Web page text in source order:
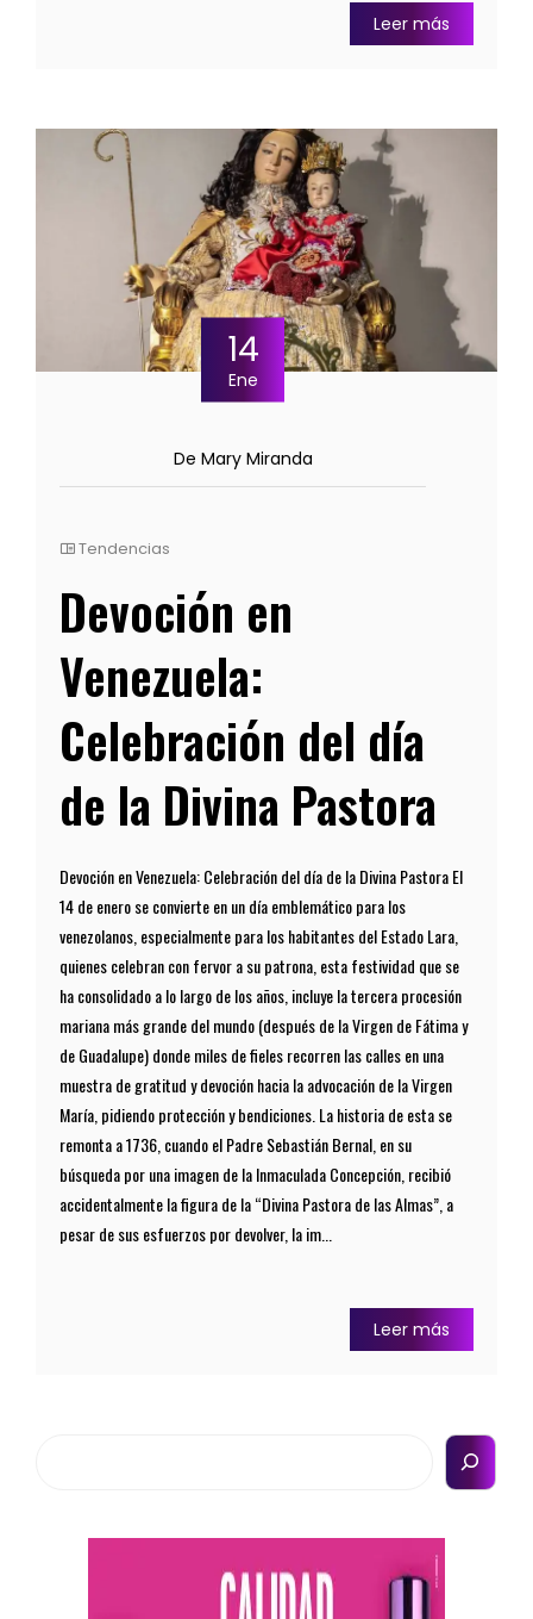
Leer más
14
Ene
De Mary Miranda
Tendencias
Devoción en
Venezuela:
Celebración del día
de la Divina Pastora
Devoción en Venezuela: Celebración del día de la Divina Pastora El
14 de enero se convierte en un día emblemático para los
venezolanos, especialmente para los habitantes del Estado Lara,
quienes celebran con fervor a su patrona, esta festividad que se
ha consolidado a lo largo de los años, incluye la tercera procesión
mariana más grande del mundo (después de la Virgen de Fátima y
de Guadalupe) donde miles de fieles recorren las calles en una
muestra de gratitud y devoción hacia la advocación de la Virgen
María, pidiendo protección y bendiciones. La historia de esta se
remonta a 1736, cuando el Padre Sebastián Bernal, en su
búsqueda por una imagen de la Inmaculada Concepción, recibió
accidentalmente la figura de la “Divina Pastora de las Almas”, a
pesar de sus esfuerzos por devolver, la im...
Leer más